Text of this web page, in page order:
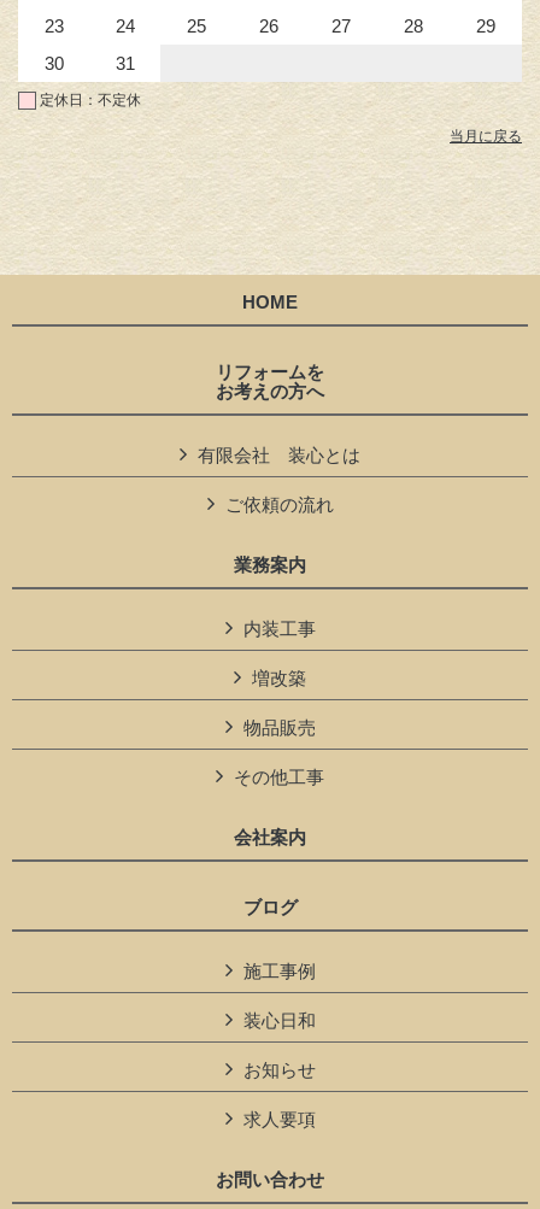
23
24 25 26 27 28
29
30
31
定休日：不定休
当月に戻る
HOME
リフォームを
お考えの方へ
有限会社 装心とは
ご依頼の流れ
業務案内
内装工事
増改築
物品販売
その他工事
会社案内
ブログ
施工事例
装心日和
お知らせ
求人要項
お問い合わせ